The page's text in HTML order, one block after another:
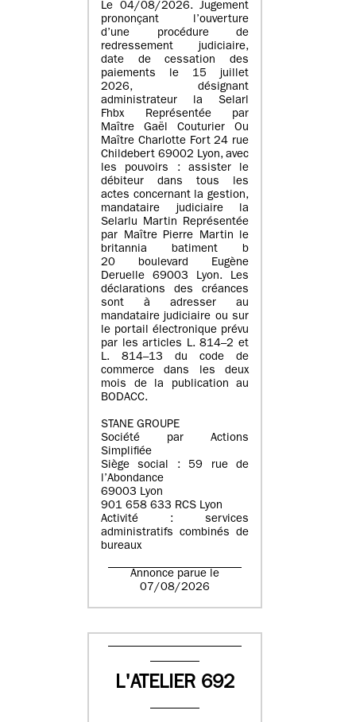
Le 04/08/2026. Jugement
prononçant l’ouverture
d’une procédure de
redressement judiciaire,
date de cessation des
paiements le 15 juillet
2026, désignant
administrateur la Selarl
Fhbx Représentée par
Maître Gaël Couturier Ou
Maître Charlotte Fort 24 rue
Childebert 69002 Lyon, avec
les pouvoirs : assister le
débiteur dans tous les
actes concernant la gestion,
mandataire judiciaire la
Selarlu Martin Représentée
par Maître Pierre Martin le
britannia batiment b
20 boulevard Eugène
Deruelle 69003 Lyon. Les
déclarations des créances
sont à adresser au
mandataire judiciaire ou sur
le portail électronique prévu
par les articles L. 814–2 et
L. 814–13 du code de
commerce dans les deux
mois de la publication au
BODACC.
STANE GROUPE
Société par Actions
Simplifiée
Siège social : 59 rue de
l’Abondance
69003 Lyon
901 658 633 RCS Lyon
Activité : services
administratifs combinés de
bureaux
Annonce parue le
07/08/2026
L'ATELIER 692